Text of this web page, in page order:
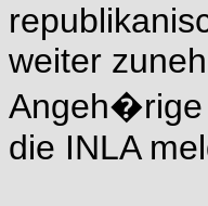
weiter
Angeh�rige
die INLA